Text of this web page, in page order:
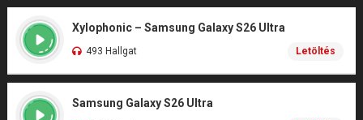
Xylophonic – Samsung Galaxy S26 Ultra
493 Hallgat Letöltés
Samsung Galaxy S26 Ultra